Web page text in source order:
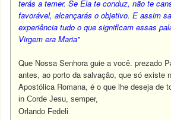
terás a temer. Se Ela te conduz, não te
favorável, alcançarás o objetivo. E assim
experiência tudo o que significam essas
Virgem era Maria"
Que Nossa Senhora guie a você. prezado
antes, ao porto da salvação, que só existe
Apostólica Romana, é o que lhe deseja de
in Corde Jesu, semper,
Orlando Fedeli